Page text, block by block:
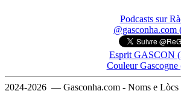
Podcasts sur
@gasconha.com
Esprit GASCON
Couleur Gascogne
2024-2026 — Gasconha.com - Noms e Lòcs